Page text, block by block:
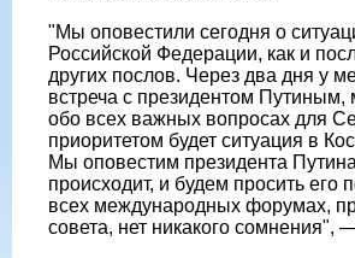
"Мы оповестили сегодня о
Российской Федерации, как и
других послов. Через два дня у
встреча с президентом
обо всех важных вопросах для
приоритетом будет ситуация в
Мы оповестим президента
происходит, и будем просить его
всех международных форумах,
совета, нет никакого сомнения",